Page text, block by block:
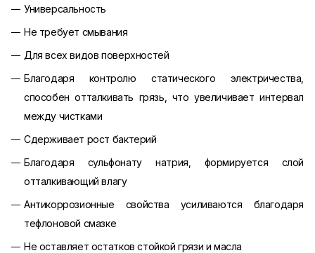
Универсальность
Не требует смывания
Для всех видов поверхностей
Благодаря контролю статического электричества,
способен отталкивать грязь, что увеличивает интервал
между чистками
Сдерживает рост бактерий
Благодаря сульфонату натрия, формируется слой
отталкивающий влагу
Антикоррозионные свойства усиливаются благодаря
тефлоновой смазке
Не оставляет остатков стойкой грязи и масла